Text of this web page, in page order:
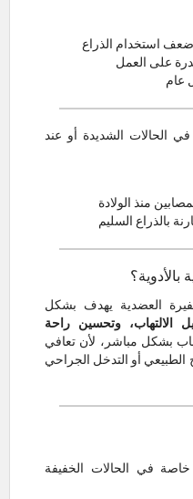
ضعف استخدام الذراع
على العمل
عام
الحالات الشديدة أو عند
منذ الولادة
بالذراع السليم
بالأدوية؟
العضدية يهدف بشكل
الالتهاب، وتحسين راحة
بشكل مباشر، لأن تعافي
الطبيعي أو التدخل الجراحي
في الحالات الخفيفة